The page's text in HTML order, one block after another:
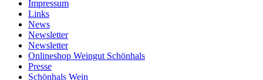
Impressum
Links
News
Newsletter
Newsletter
Onlineshop Weingut Schönhals
Presse
Schönhals Wein